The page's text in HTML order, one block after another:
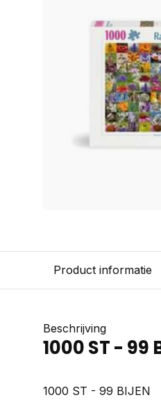
Product informatie
Beschrijving
1000 ST - 99
1000 ST - 99 BIJEN